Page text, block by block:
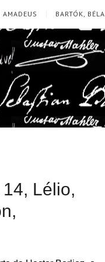
AMADEUS BARTÓK, BÉLA
Lélio,